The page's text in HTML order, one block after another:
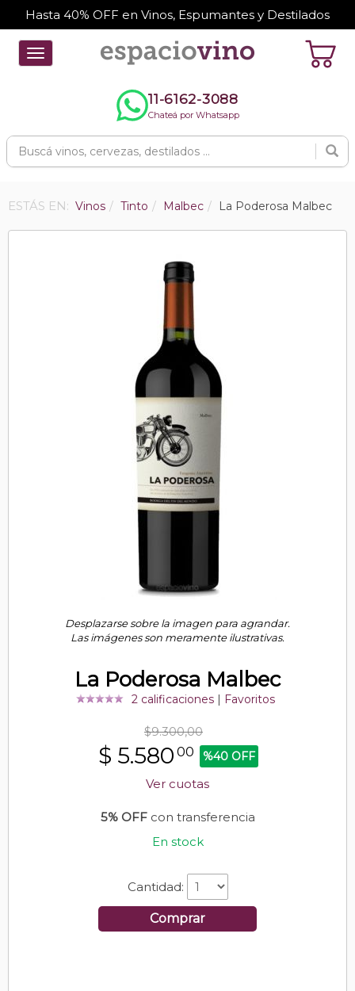
Hasta 40% OFF en Vinos, Espumantes y Destilados
Toggle
navigation
11-6162-3088
Chateá por Whatsapp
ESTÁS EN: Vinos Tinto Malbec La Poderosa Malbec
Desplazarse sobre la imagen para agrandar.
Las imágenes son meramente ilustrativas.
La Poderosa Malbec
2 calificaciones| Favoritos
$9.300,00
$ 5.580 00 %40 OFF
Ver cuotas
5% OFFcon transferencia
En stock
Cantidad:
Comprar